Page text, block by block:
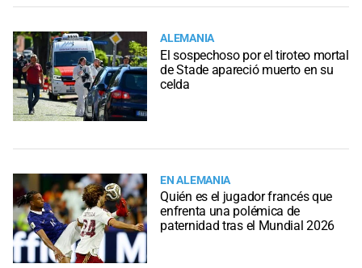
ALEMANIA
El sospechoso por el tiroteo mortal
de Stade apareció muerto en su
celda
EN ALEMANIA
Quién es el jugador francés que
enfrenta una polémica de
paternidad tras el Mundial 2026